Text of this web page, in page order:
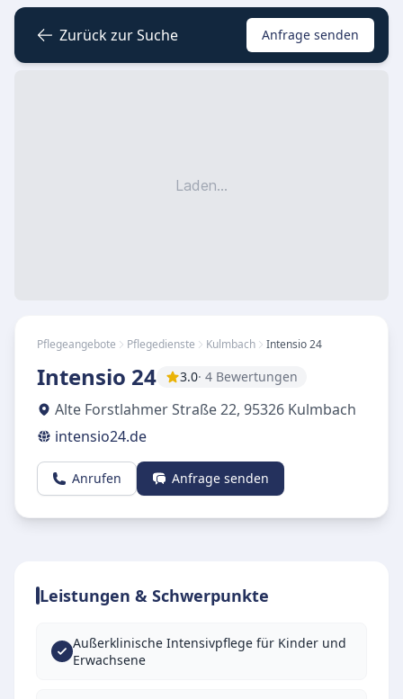
Zurück zur Suche Anfrage senden
Laden...
Pflegeangebote Pflegedienste Kulmbach Intensio 24
Intensio 24 3.0· 4 Bewertungen
Alte Forstlahmer Straße 22, 95326 Kulmbach
intensio24.de
Anrufen Anfrage senden
Leistungen & Schwerpunkte
Außerklinische Intensivpflege für Kinder und
Erwachsene